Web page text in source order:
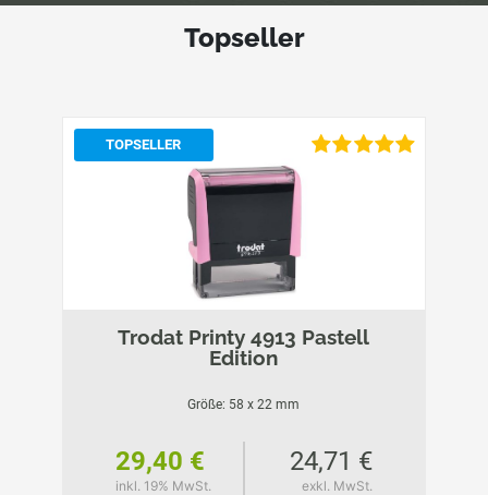
Topseller
TOPSELLER
Trodat Printy 4913 Pastell
Edition
Größe: 58 x 22 mm
29,40 €
inkl. 19% MwSt.
24,71 €
exkl. MwSt.